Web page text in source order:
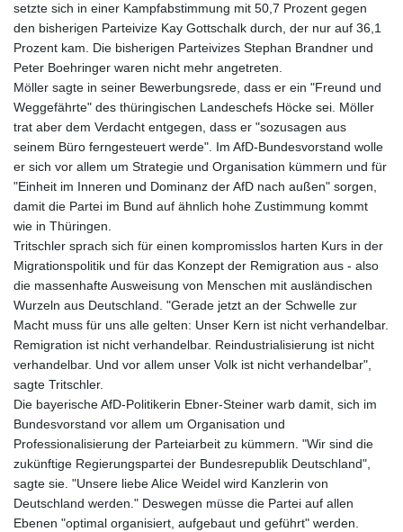
setzte sich in einer Kampfabstimmung mit 50,7 Prozent gegen
den bisherigen Parteivize Kay Gottschalk durch, der nur auf 36,1
Prozent kam. Die bisherigen Parteivizes Stephan Brandner und
Peter Boehringer waren nicht mehr angetreten.
Möller sagte in seiner Bewerbungsrede, dass er ein "Freund und
Weggefährte" des thüringischen Landeschefs Höcke sei. Möller
trat aber dem Verdacht entgegen, dass er "sozusagen aus
seinem Büro ferngesteuert werde". Im AfD-Bundesvorstand wolle
er sich vor allem um Strategie und Organisation kümmern und für
"Einheit im Inneren und Dominanz der AfD nach außen" sorgen,
damit die Partei im Bund auf ähnlich hohe Zustimmung kommt
wie in Thüringen.
Tritschler sprach sich für einen kompromisslos harten Kurs in der
Migrationspolitik und für das Konzept der Remigration aus - also
die massenhafte Ausweisung von Menschen mit ausländischen
Wurzeln aus Deutschland. "Gerade jetzt an der Schwelle zur
Macht muss für uns alle gelten: Unser Kern ist nicht verhandelbar.
Remigration ist nicht verhandelbar. Reindustrialisierung ist nicht
verhandelbar. Und vor allem unser Volk ist nicht verhandelbar",
sagte Tritschler.
Die bayerische AfD-Politikerin Ebner-Steiner warb damit, sich im
Bundesvorstand vor allem um Organisation und
Professionalisierung der Parteiarbeit zu kümmern. "Wir sind die
zukünftige Regierungspartei der Bundesrepublik Deutschland",
sagte sie. "Unsere liebe Alice Weidel wird Kanzlerin von
Deutschland werden." Deswegen müsse die Partei auf allen
Ebenen "optimal organisiert, aufgebaut und geführt" werden.